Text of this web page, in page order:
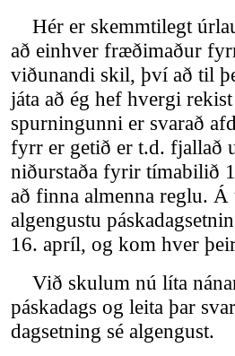
Hér er skemmtilegt
að einhver fræðimaður
viðunandi skil, því að til
játa að ég hef hvergi
spurningunni er svarað
fyrr er getið er t.d. fjallað
niðurstaða fyrir tímabilið
að finna almenna reglu.
algengustu
16. apríl, og kom hver
Við skulum nú líta
páskadags og leita þar
dagsetning sé algengust.